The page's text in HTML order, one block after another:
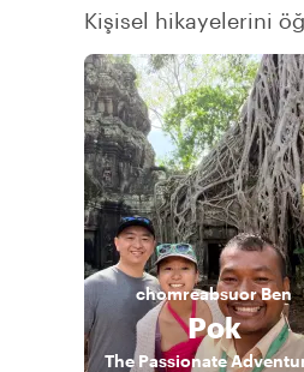
Kişisel hikayelerini
chomreabsuorBen
Pok
The Passionate